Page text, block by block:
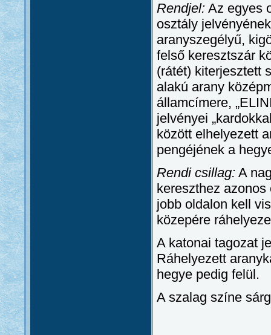
Rendjel: Az egyes
osztály
aranyszegélyű,
felső keresztszár
(rátét) kiterjesztett
alakú arany
államcímere,
jelvényei
között elhelyezett
pengéjének a
Rendi csillag: A
kereszthez
jobb oldalon kell
közepére
A katonai tagozat
Ráhelyezett
hegye pedig felül.
A szalag színe